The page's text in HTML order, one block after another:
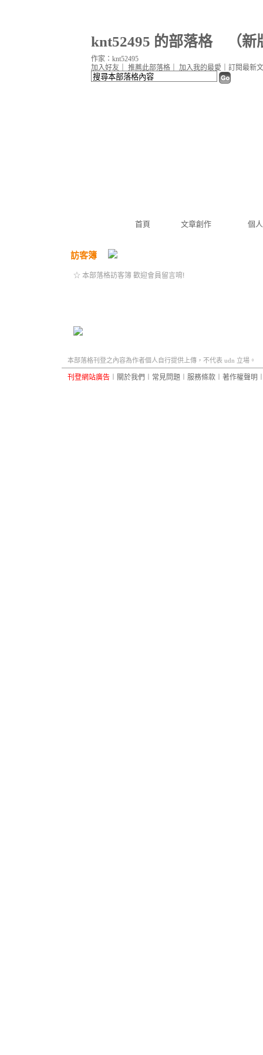
knt52495 的部落格（新
首頁 文章創作 個
加入好友 推薦此部落格 加入我的最愛 訂閱最新
作家：knt52495
訪客簿
☆ 本部落格訪客簿 歡迎會員留言唷!
本部落格刊登之內容為作者個人自行提供上傳，不代表 udn 立場。
刊登網站廣告 關於我們 常見問題 服務條款 著作權聲明